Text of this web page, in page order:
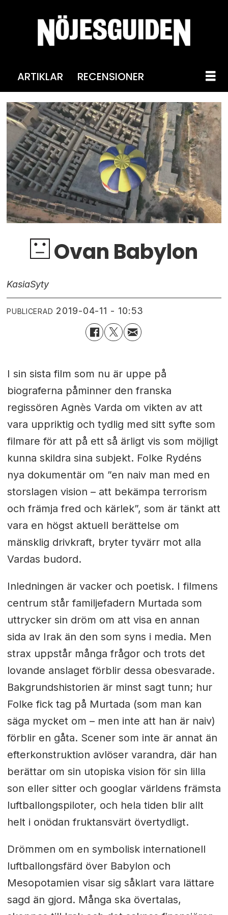
ARTIKLAR RECENSIONER
Ovan Babylon
KasiaSyty
PUBLICERAD 2019-04-11 - 10:53
I sin sista film som nu är uppe på
biograferna påminner den franska
regissören Agnès Varda om vikten av att
vara uppriktig och tydlig med sitt syfte som
filmare för att på ett så ärligt vis som möjligt
kunna skildra sina subjekt. Folke Rydéns
nya dokumentär om ”en naiv man med en
storslagen vision – att bekämpa terrorism
och främja fred och kärlek”, som är tänkt att
vara en högst aktuell berättelse om
mänsklig drivkraft, bryter tyvärr mot alla
Vardas budord.
Inledningen är vacker och poetisk. I filmens
centrum står familjefadern Murtada som
uttrycker sin dröm om att visa en annan
sida av Irak än den som syns i media. Men
strax uppstår många frågor och trots det
lovande anslaget förblir dessa obesvarade.
Bakgrundshistorien är minst sagt tunn; hur
Folke fick tag på Murtada (som man kan
säga mycket om – men inte att han är naiv)
förblir en gåta. Scener som inte är annat än
efterkonstruktion avlöser varandra, där han
berättar om sin utopiska vision för sin lilla
son eller sitter och googlar världens främsta
luftballongspiloter, och hela tiden blir allt
helt i onödan fruktansvärt övertydligt.
Drömmen om en symbolisk internationell
luftballongsfärd över Babylon och
Mesopotamien visar sig såklart vara lättare
sagd än gjord. Många ska övertalas,